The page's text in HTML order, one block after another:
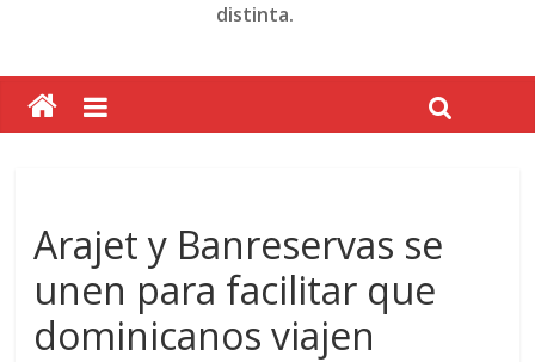
distinta.
Arajet y Banreservas se
unen para facilitar que
dominicanos viajen